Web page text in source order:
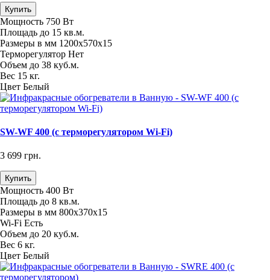
Купить
Мощность 750 Вт
Площадь до 15 кв.м.
Размеры в мм 1200х570х15
Терморегулятор Нет
Объем до 38 куб.м.
Вес 15 кг.
Цвет Белый
SW-WF 400 (с терморегулятором Wi-Fi)
3 699 грн.
Купить
Мощность 400 Вт
Площадь до 8 кв.м.
Размеры в мм 800х370х15
Wi-Fi Есть
Объем до 20 куб.м.
Вес 6 кг.
Цвет Белый